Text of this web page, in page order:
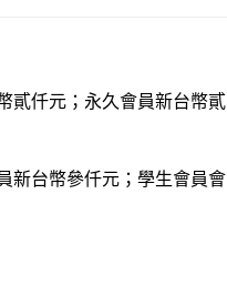
仟元；永久會員新台幣貳
台幣參仟元；學生會員會